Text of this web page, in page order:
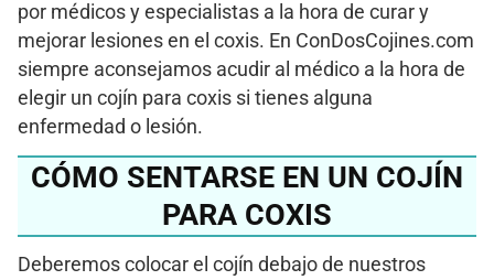
por médicos y especialistas a la hora de curar y
mejorar lesiones en el coxis. En ConDosCojines.com
siempre aconsejamos acudir al médico a la hora de
elegir un cojín para coxis si tienes alguna
enfermedad o lesión.
CÓMO SENTARSE EN UN COJÍN
PARA COXIS
Deberemos colocar el cojín debajo de nuestros